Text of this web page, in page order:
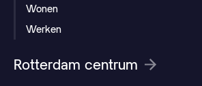
Wonen
Werken
Rotterdam centrum